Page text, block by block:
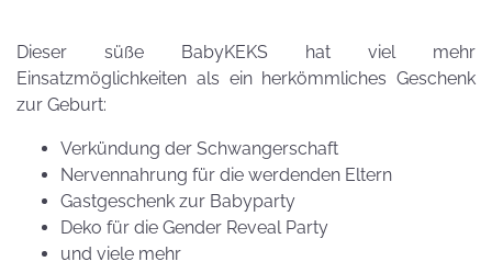
Dieser süße BabyKEKS hat viel mehr
Einsatzmöglichkeiten als ein herkömmliches Geschenk
zur Geburt:
Verkündung der Schwangerschaft
Nervennahrung für die werdenden Eltern
Gastgeschenk zur Babyparty
Deko für die Gender Reveal Party
und viele mehr